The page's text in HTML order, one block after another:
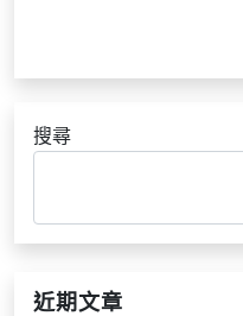
搜尋
近期文章